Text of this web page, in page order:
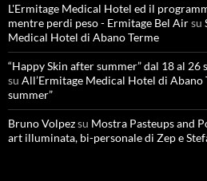
L'Ermitage Medical Hotel ed il
mentre perdi peso - Ermitage Bel Airsu
Medical Hotel di Abano Terme
“Happy Skin after summer” dal 18 al
su All’Ermitage Medical Hotel di Abano
summer”
Bruno Volpezsu Mostra Pasteups and
art illuminata, bi-personale di Zep e